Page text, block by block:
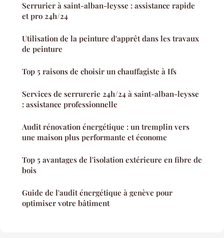
Serrurier à saint-alban-leysse : assistance rapide
et pro 24h/24
Utilisation de la peinture d'apprêt dans les travaux
de peinture
Top 5 raisons de choisir un chauffagiste à Ifs
Services de serrurerie 24h/24 à saint-alban-leysse
: assistance professionnelle
Audit rénovation énergétique : un tremplin vers
une maison plus performante et économe
Top 5 avantages de l'isolation extérieure en fibre de
bois
Guide de l'audit énergétique à genève pour
optimiser votre bâtiment